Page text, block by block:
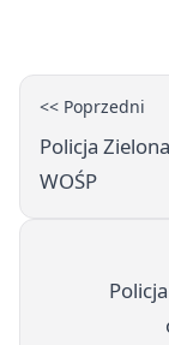
<< Poprzedni
Policja
WOŚP